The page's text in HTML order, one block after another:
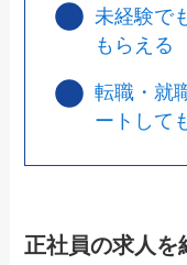
未経験で
もらえる
転職・就
ートして
正社員の求人を